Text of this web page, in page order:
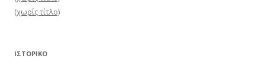
(χωρίς τίτλο)
ΙΣΤΟΡΙΚΌ